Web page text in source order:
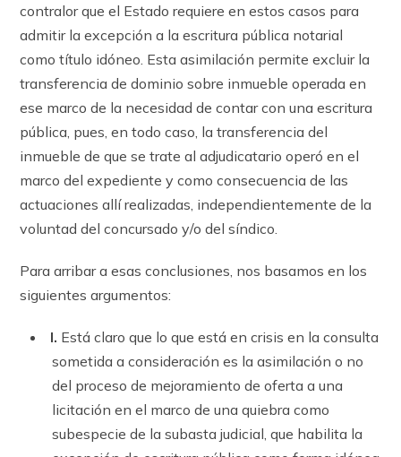
contralor que el Estado requiere en estos casos para
admitir la excepción a la escritura pública notarial
como título idóneo. Esta asimilación permite excluir la
transferencia de dominio sobre inmueble operada en
ese marco de la necesidad de contar con una escritura
pública, pues, en todo caso, la transferencia del
inmueble de que se trate al adjudicatario operó en el
marco del expediente y como consecuencia de las
actuaciones allí realizadas, independientemente de la
voluntad del concursado y/o del síndico.
Para arribar a esas conclusiones, nos basamos en los
siguientes argumentos:
I. Está claro que lo que está en crisis en la consulta
sometida a consideración es la asimilación o no
del proceso de mejoramiento de oferta a una
licitación en el marco de una quiebra como
subespecie de la subasta judicial, que habilita la